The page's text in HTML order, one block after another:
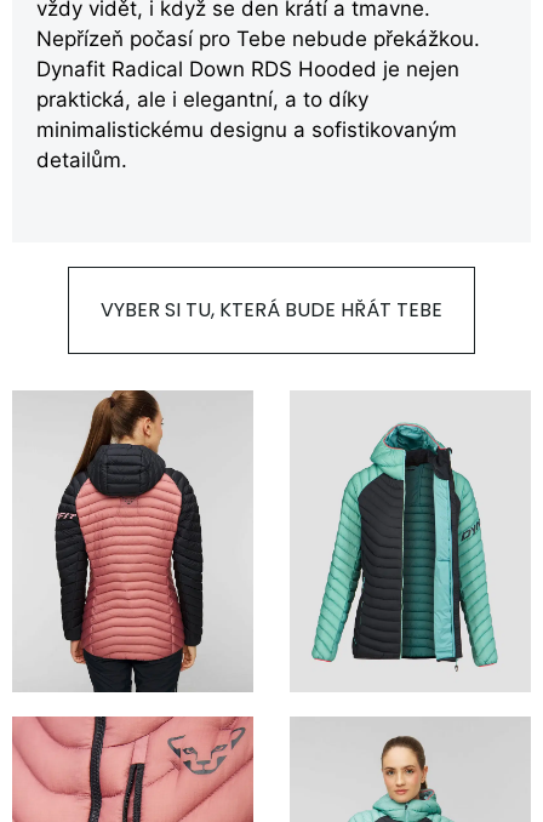
vždy vidět, i když se den krátí a tmavne.
Nepřízeň počasí pro Tebe nebude překážkou.
Dynafit Radical Down RDS Hooded je nejen
praktická, ale i elegantní, a to díky
minimalistickému designu a sofistikovaným
detailům.
VYBER SI TU, KTERÁ BUDE HŘÁT TEBE